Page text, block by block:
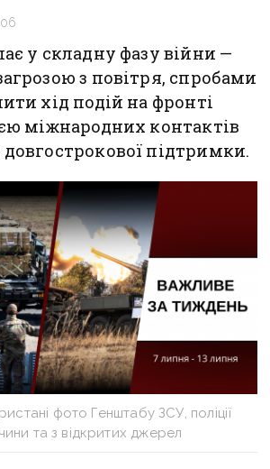
у складну фазу війни —
з повітря, спробами
хід подій на фронті
міжнародних контактів
підтримки.
фото Генштабу ЗСУ, поліції
та з відкритих джерел